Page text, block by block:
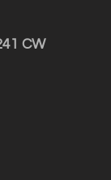
CW